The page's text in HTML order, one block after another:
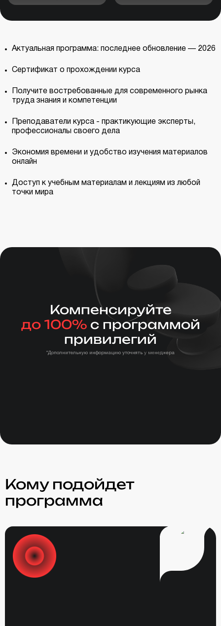
Актуальная программа: последнее обновление — 2026
Сертификат о прохождении курса
Получите востребованные для современного рынка
труда знания и компетенции
Преподаватели курса - практикующие эксперты,
профессионалы своего дела
Экономия времени и удобство изучения материалов
онлайн
Доступ к учебным материалам и лекциям из любой
точки мира
Компенсируйте
до 100%с программой
привилегий
*Дополнительную информацию уточнять у менеджера
Кому подойдет
программа